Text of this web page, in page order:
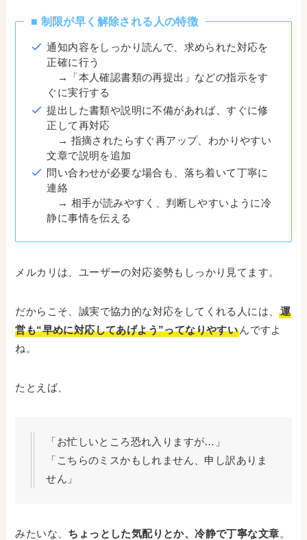
■ 制限が早く解除される人の特徴
通知内容をしっかり読んで、求められた対応を
正確に行う
→「本人確認書類の再提出」などの指示をす
ぐに実行する
提出した書類や説明に不備があれば、すぐに修
正して再対応
→ 指摘されたらすぐ再アップ、わかりやすい
文章で説明を追加
問い合わせが必要な場合も、落ち着いて丁寧に
連絡
→ 相手が読みやすく、判断しやすいように冷
静に事情を伝える
メルカリは、ユーザーの対応姿勢もしっかり見てます。
だからこそ、誠実で協力的な対応をしてくれる人には、運
営も“早めに対応してあげよう”ってなりやすい んですよ
ね。
たとえば、
「お忙しいところ恐れ入りますが…」
「こちらのミスかもしれません、申し訳ありま
せん」
みたいな、 ちょっとした気配りとか、冷静で丁寧な文章。